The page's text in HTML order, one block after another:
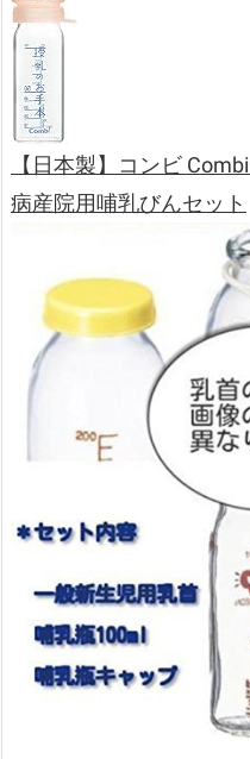
【日本製】コンビ
病産院用哺乳びんセット